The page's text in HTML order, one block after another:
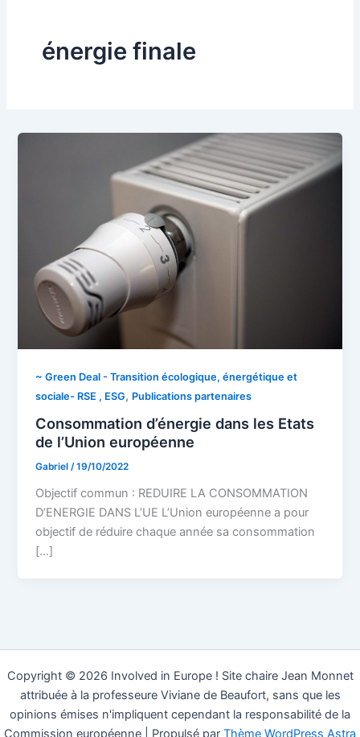
énergie finale
~ Green Deal - Transition écologique, énergétique et
sociale- RSE , ESG, Publications partenaires
Consommation d’énergie dans les Etats
de l’Union européenne
Gabriel/19/10/2022
Objectif commun : REDUIRE LA CONSOMMATION
D’ENERGIE DANS L’UE L’Union européenne a pour
objectif de réduire chaque année sa consommation
[…]
Copyright © 2026 Involved in Europe ! Site chaire Jean Monnet
attribuée à la professeure Viviane de Beaufort, sans que les
opinions émises n'impliquent cependant la responsabilité de la
Commission européenne | Propulsé par Thème WordPress Astra